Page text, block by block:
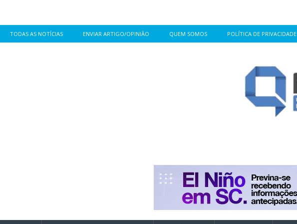
TODAS AS NOTÍCIAS ENVIAR ARTIGO/OPINIÃO QUEM SOMOS POLÍTICA DE PRIVACIDADE